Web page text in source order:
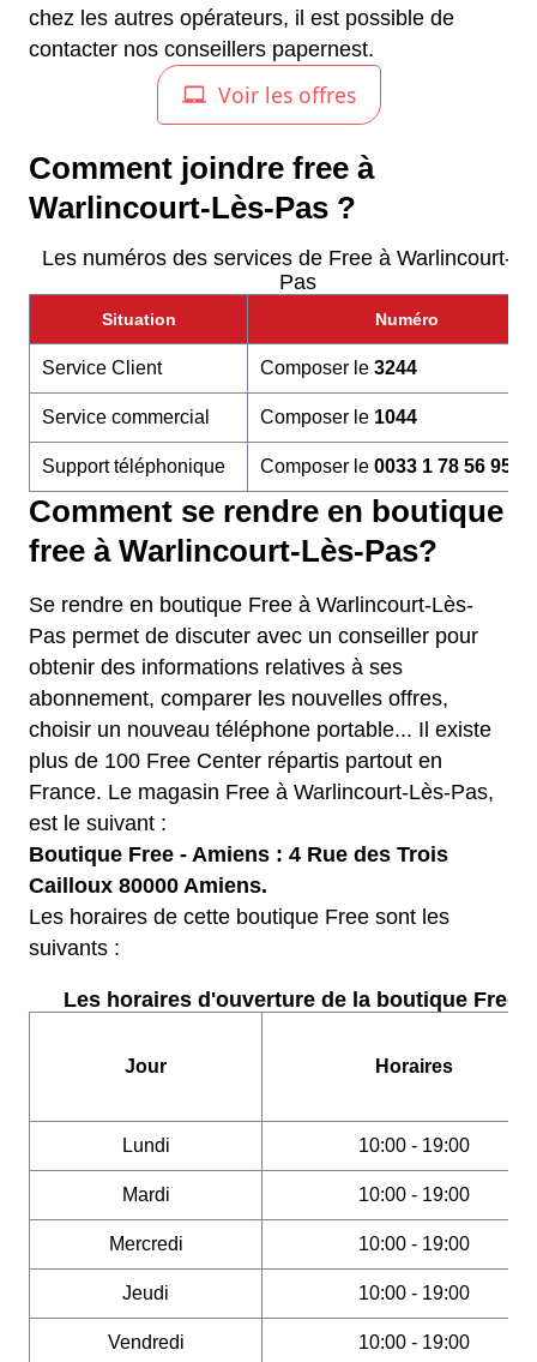
chez les autres opérateurs, il est possible de
contacter nos conseillers papernest.
Comment joindre free à
Warlincourt-Lès-Pas ?
Les numéros des services de Free à Warlincourt-
Pas
Situation Numéro
Service Client Composer le 3244
Service commercial Composer le 1044
Support téléphonique Composer le 0033 1 78 56 95 60
Comment se rendre en boutique
free à Warlincourt-Lès-Pas?
Se rendre en boutique Free à Warlincourt-Lès-
Pas permet de discuter avec un conseiller pour
obtenir des informations relatives à ses
abonnement, comparer les nouvelles offres,
choisir un nouveau téléphone portable... Il existe
plus de 100 Free Center répartis partout en
France. Le magasin Free à Warlincourt-Lès-Pas,
est le suivant :
Boutique Free - Amiens : 4 Rue des Trois
Cailloux 80000 Amiens.
Les horaires de cette boutique Free sont les
suivants :
Les horaires d'ouverture de la boutique Free :
Jour Horaires
Lundi 10:00 - 19:00
Mardi 10:00 - 19:00
Mercredi 10:00 - 19:00
Jeudi 10:00 - 19:00
Vendredi 10:00 - 19:00